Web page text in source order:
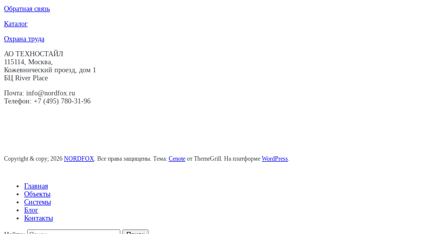
Обратная связь
Каталог
Охрана труда
АО ТЕХНОСТАЙЛ
115114, Москва,
Кожевнический проезд, дом 1
БЦ River Place
Почта: info@nordfox.ru
Телефон: +7 (495) 780-31-96
Copyright & copy; 2026 NORDFOX. Все права защищены. Тема: Cenote от ThemeGrill. На платформе WordPress.
Главная
Объекты
Системы
Блог
Контакты